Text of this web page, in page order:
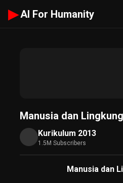
▶ AI For Humanity
Manusia dan
Kurikulum 2013
1.5M Subscribers
Manusia dan